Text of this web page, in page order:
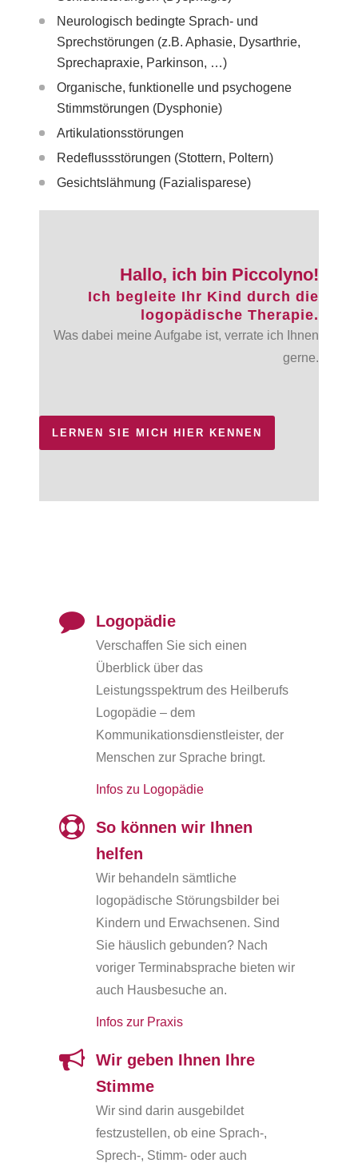
Neurologisch bedingte Sprach- und
Sprechstörungen (z.B. Aphasie, Dysarthrie,
Sprechapraxie, Parkinson, …)
Organische, funktionelle und psychogene
Stimmstörungen (Dysphonie)
Artikulationsstörungen
Redeflussstörungen (Stottern, Poltern)
Gesichtslähmung (Fazialisparese)
Hallo, ich bin Piccolyno!
Ich begleite Ihr Kind durch die
logopädische Therapie.
Was dabei meine Aufgabe ist, verrate ich Ihnen
gerne.
LERNEN SIE MICH HIER KENNEN
Logopädie
Verschaffen Sie sich einen
Überblick über das
Leistungsspektrum des Heilberufs
Logopädie – dem
Kommunikationsdienstleister, der
Menschen zur Sprache bringt.
Infos zu Logopädie
So können wir Ihnen
helfen
Wir behandeln sämtliche
logopädische Störungsbilder bei
Kindern und Erwachsenen. Sind
Sie häuslich gebunden? Nach
voriger Terminabsprache bieten wir
auch Hausbesuche an.
Infos zur Praxis
Wir geben Ihnen Ihre
Stimme
Wir sind darin ausgebildet
festzustellen, ob eine Sprach-,
Sprech-, Stimm- oder auch